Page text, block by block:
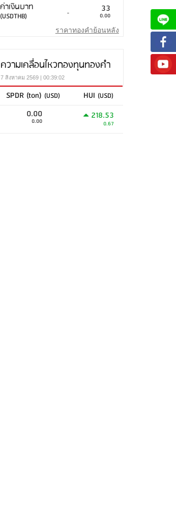
ค่าเงินบาท
(USDTHB) - 33
0.00
ราคาทองคำย้อนหลัง
ความเคลื่อนไหวกองทุนทองคำ
7 สิงหาคม 2569 | 00:39:02
SPDR (ton) (USD) HUI (USD)
0.00
0.00 218.53
0.67